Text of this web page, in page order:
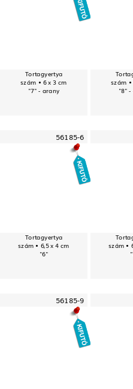
Tortagyertya
szám • 6 x 3 cm
"7" - arany
szám
"8" -
56185-6
Tortagyertya
szám • 6,5 x 4 cm
"6"
szám •
56185-9